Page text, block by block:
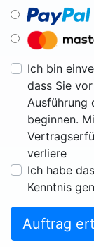
Ich bin
dass Sie
Ausführung
beginnen.
verliere
Ich habe
Kenntnis
Auftrag